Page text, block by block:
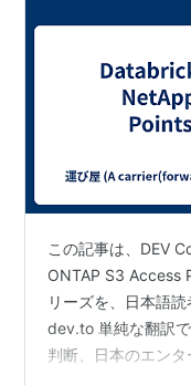
この記事は、DEV
ONTAP S3 Access
リーズを、日本語
dev.to 単純な翻訳
判断、日本のエン